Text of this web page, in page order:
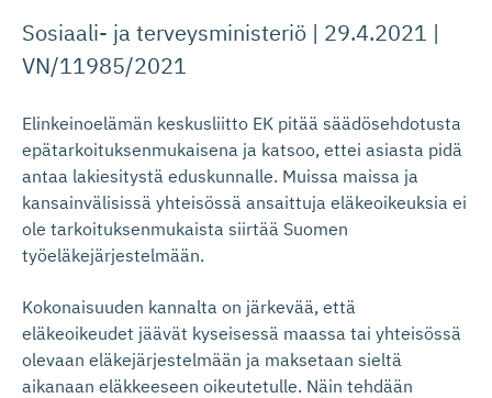
Sosiaali- ja terveysministeriö | 29.4.2021 |
VN/11985/2021
Elinkeinoelämän keskusliitto EK pitää säädösehdotusta
epätarkoituksenmukaisena ja katsoo, ettei asiasta pidä
antaa lakiesitystä eduskunnalle. Muissa maissa ja
kansainvälisissä yhteisössä ansaittuja eläkeoikeuksia ei
ole tarkoituksenmukaista siirtää Suomen
työeläkejärjestelmään.
Kokonaisuuden kannalta on järkevää, että
eläkeoikeudet jäävät kyseisessä maassa tai yhteisössä
olevaan eläkejärjestelmään ja maksetaan sieltä
aikanaan eläkkeeseen oikeutetulle. Näin tehdään